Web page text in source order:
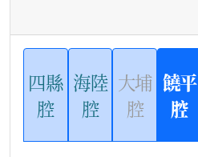
四縣
腔
海陸
腔
大埔
腔
饒平
腔